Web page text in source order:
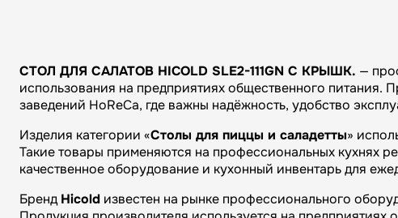
СТОЛ ДЛЯ САЛАТОВ HICOLD SLE2-111GN С КРЫШК. —
использования на предприятиях общественного питания.
заведений HoReCa, где важны надёжность, удобство
Изделия категории «Столы для пиццы и саладетты»
Такие товары применяются на профессиональных кухнях
качественное оборудование и кухонный инвентарь для
БрендHicold известен на рынке профессионального